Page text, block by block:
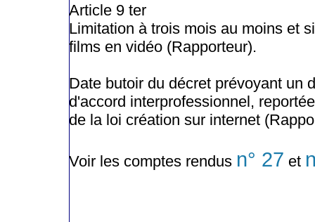
Article 9 ter
Limitation à trois mois au moins et
films en vidéo (Rapporteur).
Date butoir du décret prévoyant un
d'accord interprofessionnel,
de la loi création sur internet
Voir les comptes rendus n° 27 et